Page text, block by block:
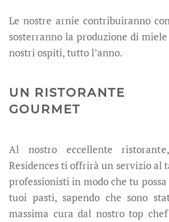
Le nostre arnie contribuiranno
sosterranno la produzione di
nostri ospiti, tutto l’anno.
UN RISTORANTE
GOURMET
Al nostro eccellente
Residences ti offrirà un servizio al
professionisti in modo che tu
tuoi pasti, sapendo che sono
massima cura dal nostro top